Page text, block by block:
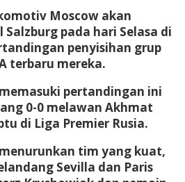
Moscow akan
pada hari Selasa di
penyisihan grup
terbaru mereka.
pertandingan ini
0-0 melawan Akhmat
di Liga Premier Rusia.
tim yang kuat,
Sevilla dan Paris